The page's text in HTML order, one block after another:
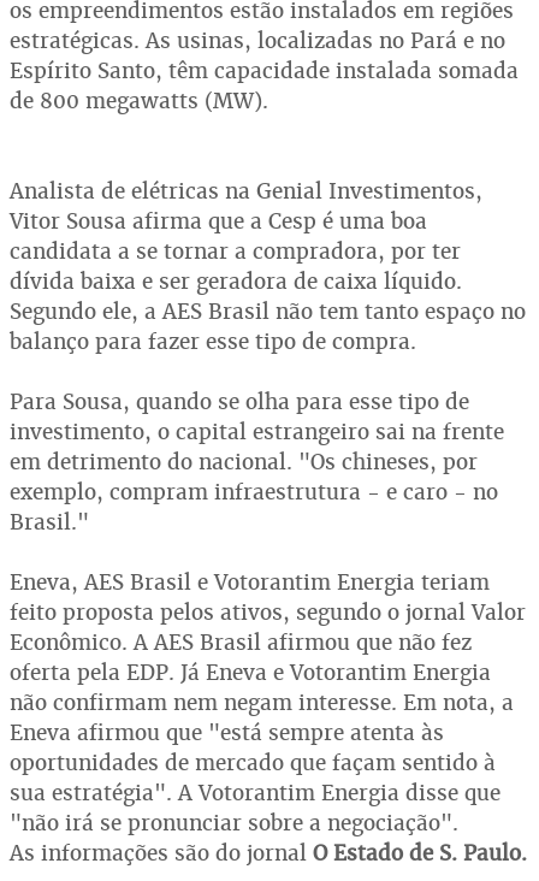
os empreendimentos estão instalados em regiões
estratégicas. As usinas, localizadas no Pará e no
Espírito Santo, têm capacidade instalada somada
de 800 megawatts (MW).
Analista de elétricas na Genial Investimentos,
Vitor Sousa afirma que a Cesp é uma boa
candidata a se tornar a compradora, por ter
dívida baixa e ser geradora de caixa líquido.
Segundo ele, a AES Brasil não tem tanto espaço no
balanço para fazer esse tipo de compra.
Para Sousa, quando se olha para esse tipo de
investimento, o capital estrangeiro sai na frente
em detrimento do nacional. "Os chineses, por
exemplo, compram infraestrutura - e caro - no
Brasil."
Eneva, AES Brasil e Votorantim Energia teriam
feito proposta pelos ativos, segundo o jornal Valor
Econômico. A AES Brasil afirmou que não fez
oferta pela EDP. Já Eneva e Votorantim Energia
não confirmam nem negam interesse. Em nota, a
Eneva afirmou que "está sempre atenta às
oportunidades de mercado que façam sentido à
sua estratégia". A Votorantim Energia disse que
"não irá se pronunciar sobre a negociação".
As informações são do jornal O Estado de S. Paulo.